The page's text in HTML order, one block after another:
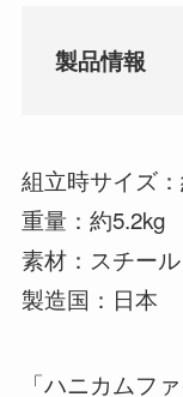
製品情報
組立時サイズ
重量：約5.2kg
素材：スチール
製造国：日本
「ハニカムフ